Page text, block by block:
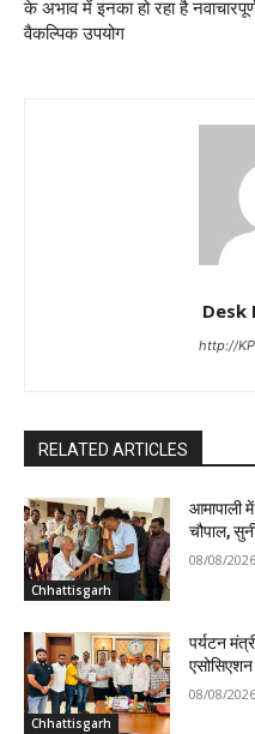
के अभाव में इनका हो रहा है
वैकल्पिक उपयोग
Desk
http://
RELATED ARTICLES
Chhattisgarh
आमापाली
चौपाल,
08/08/2026
Chhattisgarh
पर्यटन
08/08/2026